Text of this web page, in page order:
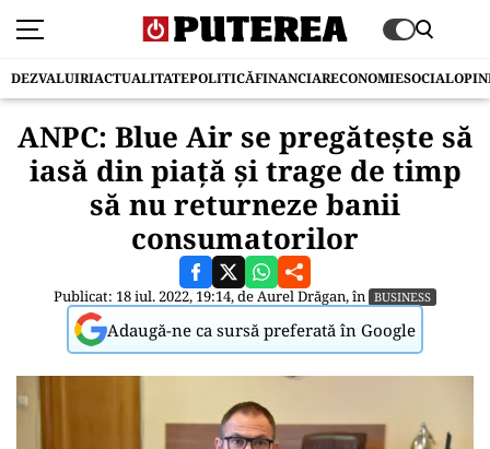
DEZVALUIRIACTUALITATEPOLITICĂFINANCIARECONOMIESOCIAL
ANPC: Blue Air se pregăteşte să
iasă din piaţă şi trage de timp
să nu returneze banii
consumatorilor
Publicat: 18 iul. 2022, 19:14, deAurel Drăgan, în BUSINESS
Adaugă-ne ca sursă preferată în Google